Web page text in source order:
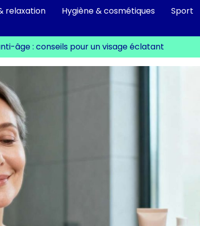
relaxation Hygiène & cosmétiques Sport
âge : conseils pour un visage éclatant